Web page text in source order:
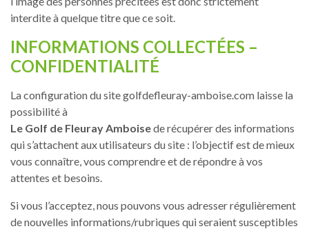
interdite à quelque titre que ce soit.
INFORMATIONS COLLECTÉES –
CONFIDENTIALITÉ
La configuration du site golfdefleuray-amboise.com laisse la
possibilité à
Le Golf de Fleuray Amboisede récupérer des informations
qui s’attachent aux utilisateurs du site : l’objectif est de mieux
vous connaître, vous comprendre et de répondre à vos
attentes et besoins.
Si vous l’acceptez, nous pouvons vous adresser régulièrement
de nouvelles informations/rubriques qui seraient susceptibles